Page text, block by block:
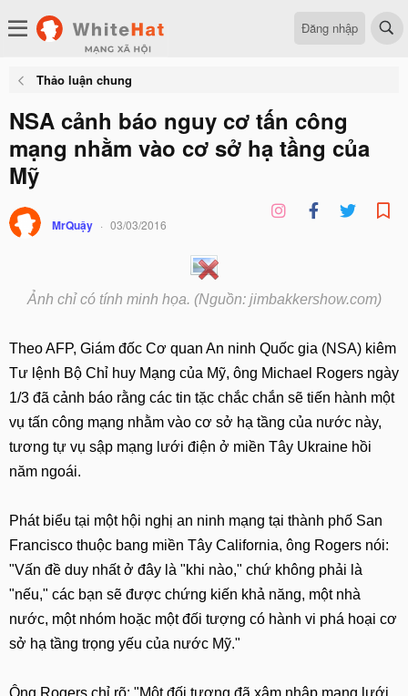
Đăng nhập
Thảo luận chung
NSA cảnh báo nguy cơ tấn công
mạng nhằm vào cơ sở hạ tầng của
Mỹ
MrQuậy 03/03/2016
Ảnh chỉ có tính minh họa. (Nguồn: jimbakkershow.com)
Theo AFP, Giám đốc Cơ quan An ninh Quốc gia (NSA) kiêm
Tư lệnh Bộ Chỉ huy Mạng của Mỹ, ông Michael Rogers ngày
1/3 đã cảnh báo rằng các tin tặc chắc chắn sẽ tiến hành một
vụ tấn công mạng nhằm vào cơ sở hạ tầng của nước này,
tương tự vụ sập mạng lưới điện ở miền Tây Ukraine hồi
năm ngoái.
Phát biểu tại một hội nghị an ninh mạng tại thành phố San
Francisco thuộc bang miền Tây California, ông Rogers nói:
"Vấn đề duy nhất ở đây là "khi nào," chứ không phải là
"nếu," các bạn sẽ được chứng kiến khả năng, một nhà
nước, một nhóm hoặc một đối tượng có hành vi phá hoại cơ
sở hạ tầng trọng yếu của nước Mỹ."
Ông Rogers chỉ rõ: "Một đối tượng đã xâm nhập mạng lưới